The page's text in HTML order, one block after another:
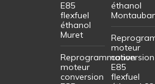
E85
flexfuel
éthanol
Muret
Reprogrammation
moteur
conversion
éthanol
moteur
conversion
E85
flexfuel